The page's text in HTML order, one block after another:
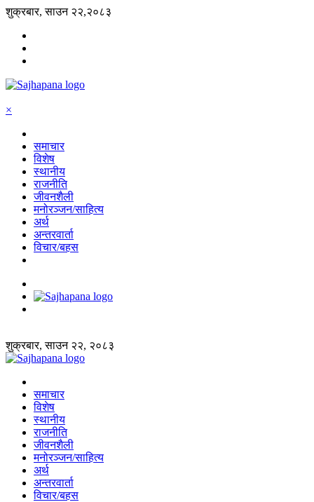
शुक्रबार, साउन २२,२०८३
×
समाचार
विशेष
स्थानीय
राजनीति
जीवनशैली
मनोरञ्जन/साहित्य
अर्थ
अन्तरवार्ता
विचार/बहस
शुक्रबार, साउन २२, २०८३
समाचार
विशेष
स्थानीय
राजनीति
जीवनशैली
मनोरञ्जन/साहित्य
अर्थ
अन्तरवार्ता
विचार/बहस